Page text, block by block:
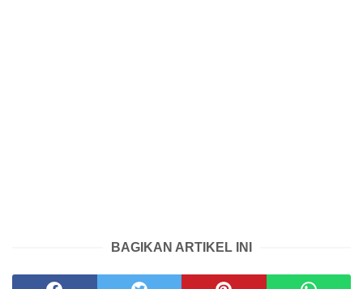
BAGIKAN ARTIKEL INI